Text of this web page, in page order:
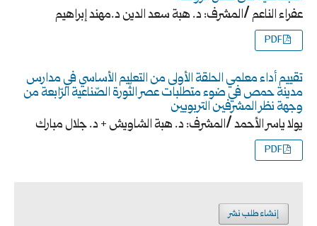
عفراء الناعم /المشرف: د. هبة سعد الدين د.مهند إبراهيم
PDF
تقييم أداء معلمي الحلقة الأولى من التعليم الأساسي في مدارس
مدينة حمص في ضوء متطلبات عصر الثّورة الصّناعية الرّابعة من
وجهة نظر المشرفين التربويين
يولا ياسر الأحمد /المشرف: د. هبة الشاويش + د. جلال مبارك
PDF
إنشاء طلب نشر